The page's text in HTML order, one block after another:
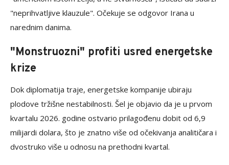
"neprihvatljive klauzule". Očekuje se odgovor Irana u
narednim danima.
"Monstruozni" profiti usred energetske
krize
Dok diplomatija traje, energetske kompanije ubiraju
plodove tržišne nestabilnosti. Šel je objavio da je u prvom
kvartalu 2026. godine ostvario prilagođenu dobit od 6,9
milijardi dolara, što je znatno više od očekivanja analitičara i
dvostruko više u odnosu na prethodni kvartal.